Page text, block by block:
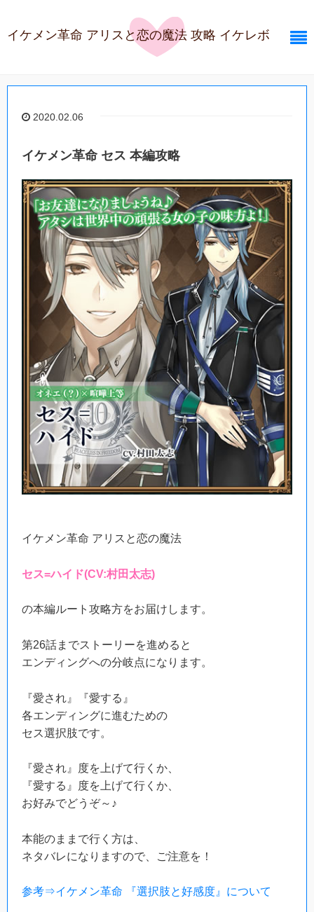
イケメン革命 アリスと恋の魔法 攻略 イケレボ
2020.02.06
イケメン革命 セス 本編攻略
イケメン革命 アリスと恋の魔法
セス=ハイド(CV:村田太志)
の本編ルート攻略方をお届けします。
第26話までストーリーを進めると
エンディングへの分岐点になります。
『愛され』『愛する』
各エンディングに進むための
セス選択肢です。
『愛され』度を上げて行くか、
『愛する』度を上げて行くか、
お好みでどうぞ～♪
本能のままで行く方は、
ネタバレになりますので、ご注意を！
参考⇒イケメン革命 『選択肢と好感度』について